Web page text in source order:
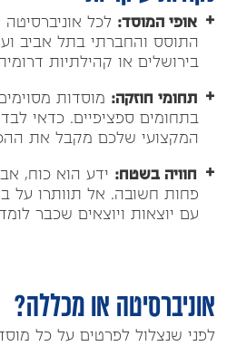
אופי המוסד: לכל
התוסס והחברתי בתל אביב
בירושלים או קהילתיות
תחומי חוזקה: מוסדות
בתחומים ספציפיים. כדאי
המקצועי שלכם מקבל את
חוויה בשטח: ידע הוא כוח,
פחות חשובה. אל תוותרו על
עם יוצאות ויוצאים שכבר
אוניברסיטה או מכללה?
לפני שנצלול לפרטים על כל